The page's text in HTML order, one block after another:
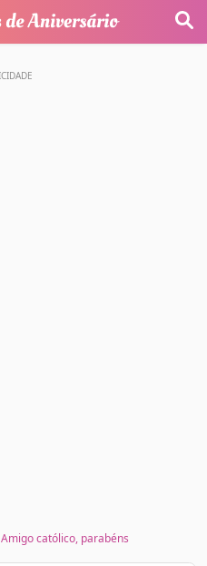
Amigo católico, parabéns